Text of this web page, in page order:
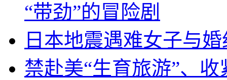
“带劲”的冒险剧
日本地震遇难女子与
禁赴美“生育旅游”、